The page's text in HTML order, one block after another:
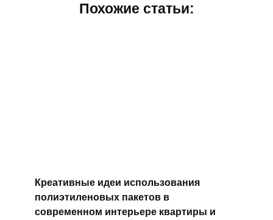
Похожие статьи:
Креативные идеи использования
полиэтиленовых пакетов в
современном интерьере квартиры и